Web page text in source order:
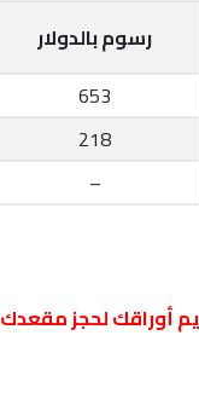
رسوم بالدولار
653
218
–
أوراقك لحجز مقعدك